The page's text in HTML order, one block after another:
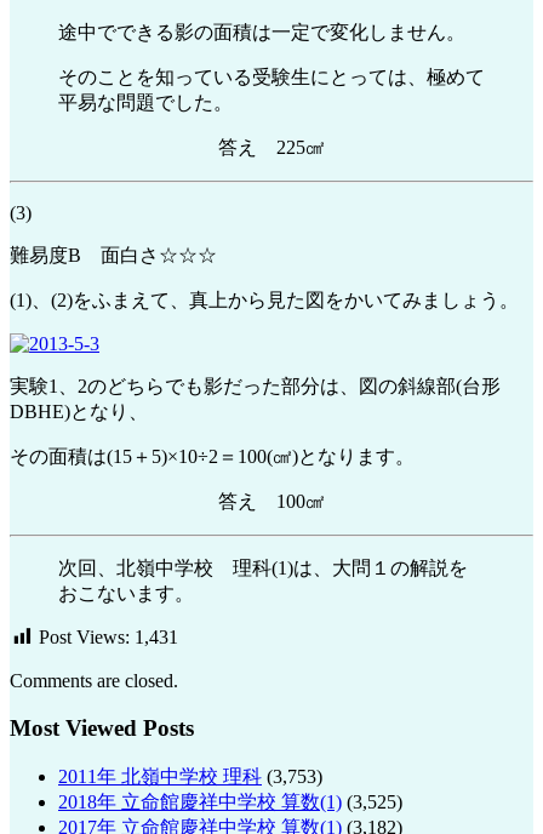
途中でできる影の面積は一定で変化しません。
そのことを知っている受験生にとっては、極めて
平易な問題でした。
答え 225㎠
(3)
難易度B 面白さ☆☆☆
(1)、(2)をふまえて、真上から見た図をかいてみましょう。
実験1、2のどちらでも影だった部分は、図の斜線部(台形
DBHE)となり、
その面積は(15＋5)×10÷2＝100(㎠)となります。
答え 100㎠
次回、北嶺中学校 理科(1)は、大問１の解説を
おこないます。
Post Views: 1,431
Comments are closed.
Most Viewed Posts
2011年 北嶺中学校 理科 (3,753)
2018年 立命館慶祥中学校 算数(1) (3,525)
2017年 立命館慶祥中学校 算数(1) (3,182)